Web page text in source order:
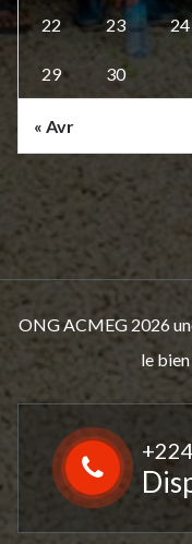
22 23 24
29 30
« Avr
ONG ACMEG 2026
le